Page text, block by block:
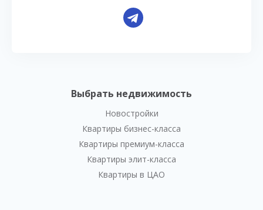
Выбрать недвижимость
Новостройки
Квартиры бизнес-класса
Квартиры премиум-класса
Квартиры элит-класса
Квартиры в ЦАО